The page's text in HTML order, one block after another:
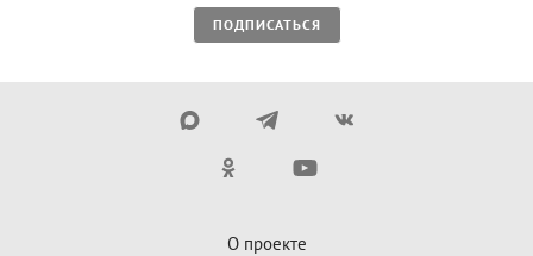
ПОДПИСАТЬСЯ
О проекте